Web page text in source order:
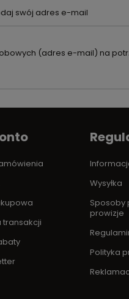
swój adres e-mail
(adres e-mail) na
transakcji
Wysyłka
Sposoby
prowizje
Polityka